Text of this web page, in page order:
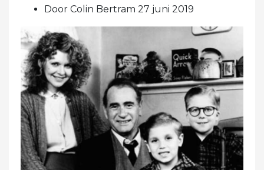
Door Colin Bertram 27 juni 2019